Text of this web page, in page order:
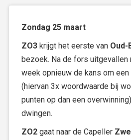
Zondag 25 maart
ZO3 krijgt het eerste van Oud-
bezoek. Na de fors uitgevallen
week opnieuw de kans om
(hiervan 3x woordwaarde bij
punten op dan een
dwingen.
ZO2 gaat naar de Capeller